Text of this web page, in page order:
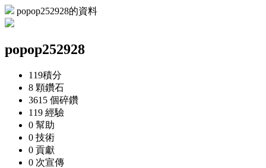
popop252928的資料
popop252928
119積分
8 顆鑽石
3615 個碎鑽
119 經驗
0 幫助
0 技術
0 貢獻
0 次宣傳